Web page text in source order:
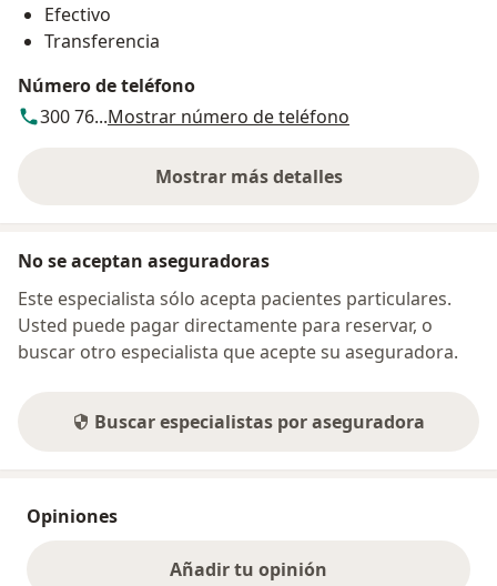
Efectivo
Transferencia
Número de teléfono
300 76...Mostrar número de teléfono
Mostrar más detalles
sobre la dirección
No se aceptan aseguradoras
Este especialista sólo acepta pacientes particulares.
Usted puede pagar directamente para reservar, o
buscar otro especialista que acepte su aseguradora.
Buscar especialistas por aseguradora
Opiniones
Añadir tu opinión